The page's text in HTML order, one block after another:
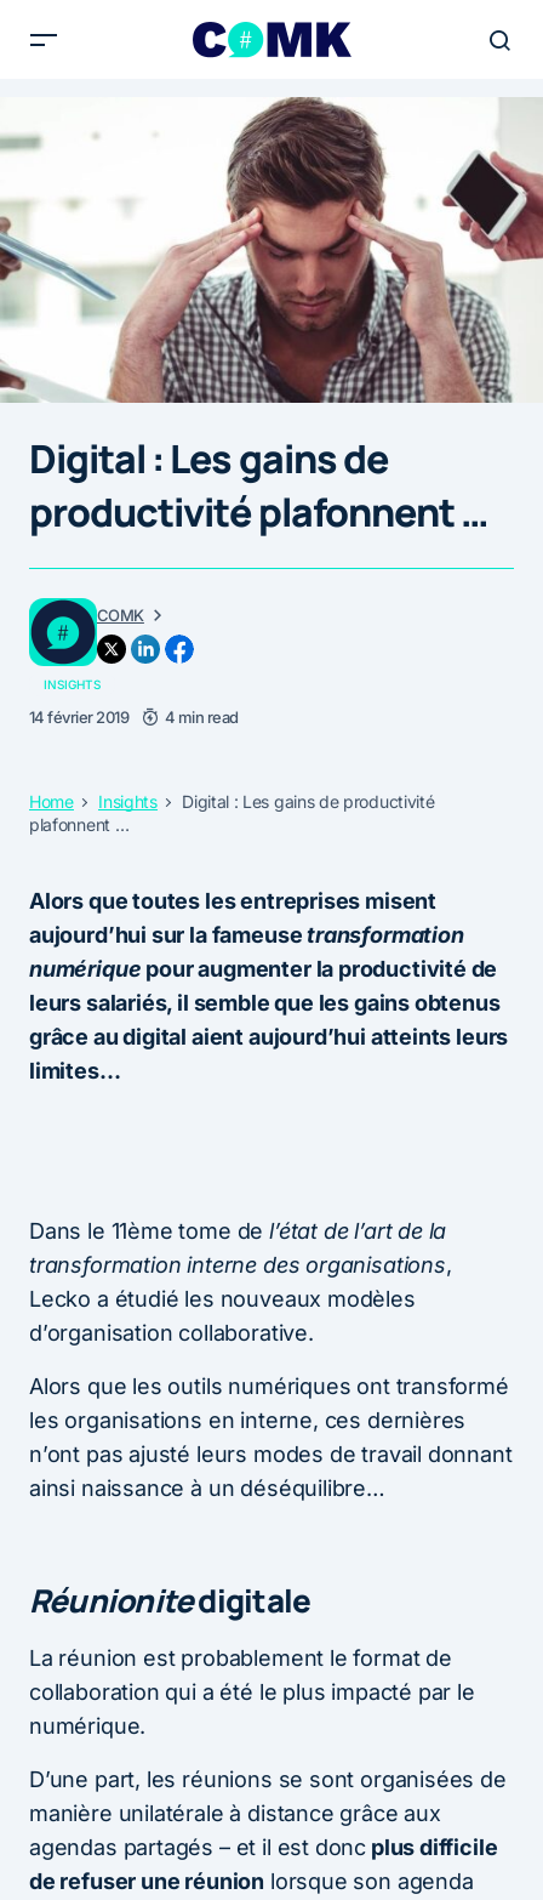
Digital : Les gains de
productivité plafonnent …
COMK
INSIGHTS
14 février 2019 4 min read
Home Insights
Digital : Les gains de productivité
plafonnent …
Alors que toutes les entreprises misent
aujourd’hui sur la fameusetransformation
numérique pour augmenter la productivité de
leurs salariés, il semble que les gains obtenus
grâce au digital aient aujourd’hui atteints leurs
limites…
Dans le 11ème tome del’état de l’art de la
transformation interne des organisations,
Lecko a étudié les nouveaux modèles
d’organisation collaborative.
Alors que les outils numériques ont transformé
les organisations en interne, ces dernières
n’ont pas ajusté leurs modes de travail donnant
ainsi naissance à un déséquilibre…
Réunionitedigitale
La réunion est probablement le format de
collaboration qui a été le plus impacté par le
numérique.
D’une part, les réunions se sont organisées de
manière unilatérale à distance grâce aux
agendas partagés – et il est donc plus difficile
de refuser une réunion lorsque son agenda